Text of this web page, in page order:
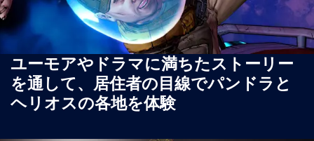
ユーモアやドラマに満ちたストーリー
を通して、居住者の目線でパンドラと
ヘリオスの各地を体験